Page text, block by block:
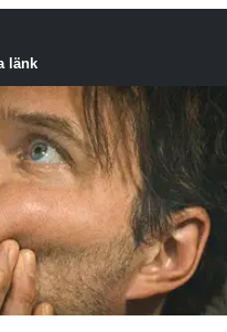
länk